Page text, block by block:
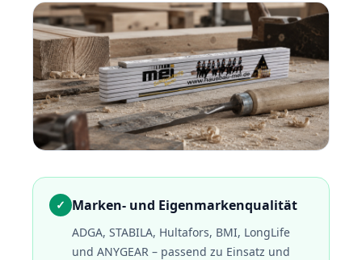
✓ Marken- und Eigenmarkenqualität
ADGA, STABILA, Hultafors, BMI, LongLife
und ANYGEAR – passend zu Einsatz und